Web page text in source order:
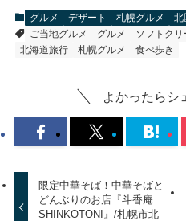
グルメ デザート 札幌グルメ
北
ご当地グルメ
グルメ ソフトクリ
北海道旅行
札幌グルメ 食べ歩き
よかったらシ
限定中華そば！中華そばと
どんぶりのお店『斗香庵
SHINKOTONI』/札幌市北